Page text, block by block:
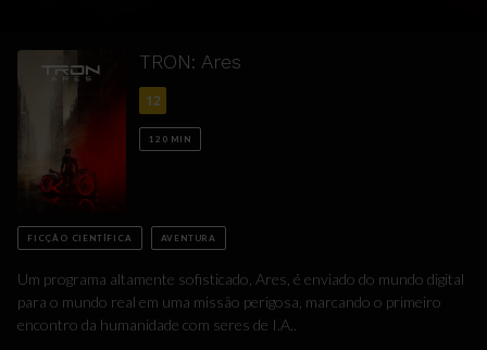
TRON: Ares
12
120 MIN
FICÇÃO CIENTÍFICA AVENTURA
Um programa altamente sofisticado, Ares, é enviado do mundo digital
para o mundo real em uma missão perigosa, marcando o primeiro
encontro da humanidade com seres de I.A..